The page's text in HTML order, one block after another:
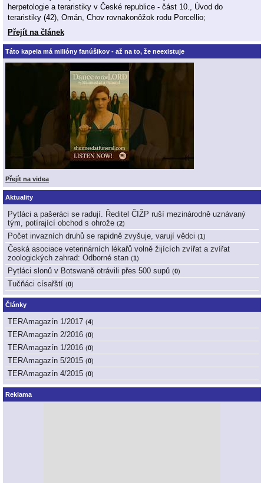
herpetologie a teraristiky v České republice - část 10., Úvod do
teraristiky (42), Omán, Chov rovnakonôžok rodu Porcellio;
Přejít na článek
Táto kapela má milióny fanúšikov - až na to, že neexistuje
Přejít na videa
Aktuality
Pytláci a pašeráci se radují. Ředitel ČIŽP ruší mezinárodně uznávaný
tým, potírající obchod s ohrože (2)
Počet invazních druhů se rapidně zvyšuje, varují vědci (1 )
Česká asociace veterinárních lékařů volně žijících zvířat a zvířat
zoologických zahrad: Odborné stan (1 )
Pytláci slonů v Botswaně otrávili přes 500 supů (0)
Tučňáci císařští (0)
Články
TERAmagazín 1/2017 (4)
TERAmagazín 2/2016 (0)
TERAmagazín 1/2016 (0)
TERAmagazín 5/2015 (0)
TERAmagazín 4/2015 (0)
Reklama